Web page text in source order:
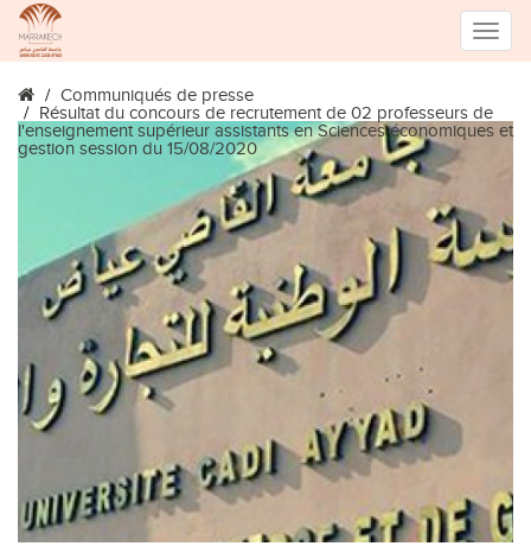
Toggle
Communiqués de presse
Résultat du concours de recrutement de 02 professeurs de
l'enseignement supérieur assistants en Sciences économiques et
gestion session du 15/08/2020